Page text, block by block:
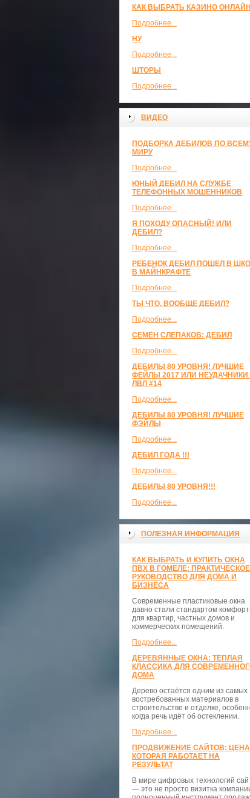
КАК ВЫБРАТЬ КАЗИНО ОНЛАЙН
Подробнее...
НУ
Подробнее...
ШТОРЫ
Подробнее...
ВИДЕО
ПОДБОРКА ДЕБИЛОВ ПО
МИРУ
Подробнее...
ЮНЫЙ ДЕБИЛ НА СЛУЖБЕ
ТЕЛЕФОННЫХ МОШЕННИКОВ
Подробнее...
Я ПОХОДУ ОПАСНЫЙ! ИЛИ
ДЕБИЛ?
Подробнее...
РЕБЕНОК ДЕБИЛ ПОШЕЛ В
В МАЙНКРАФТЕ
Подробнее...
ТЫ ЧТО, ВООБЩЕ ДЕБИЛ?
Подробнее...
СЕМЁН СЛЕПАКОВ: ДЕБИЛ
Подробнее...
ДЕБИЛЫ 80 УРОВНЯ! ЛУЧШИЕ
ФЕЙЛЫ 2017 ИЛИ НЕУДАЧНИКИ
ЛВЛ #14
Подробнее...
ДЕБИЛЫ 80 УРОВНЯ! ЛУЧШИЕ
ФЭЙЛЫ
Подробнее...
ДЕБИЛ ГОДА !!!
Подробнее...
ДЕБИЛЫ 80 УРОВНЯ!!!
Подробнее...
ПОЛЕЗНАЯ ИНФОРМАЦИЯ
КАК ВЫБРАТЬ И КУПИТЬ ОКНА
ПВХ В ГОМЕЛЕ: ПРАКТИЧЕСКОЕ
РУКОВОДСТВО ДЛЯ ДОМА И
БИЗНЕСА
Современные пластиковые окна
давно стали стандартом
для квартир, частных домов и
коммерческих помещений.
Подробнее...
ДЕРЕВЯННЫЕ ОКНА: ТЁПЛАЯ
КЛАССИКА ДЛЯ
ДОМА
Дерево остаётся одним из самых
востребованных материалов в
строительстве и отделке,
когда речь идёт об остеклении.
Подробнее...
ПРОДВИЖЕНИЕ САЙТОВ:
КОТОРАЯ РАБОТАЕТ НА
РЕЗУЛЬТАТ
В мире цифровых технологий
— это не просто визитка